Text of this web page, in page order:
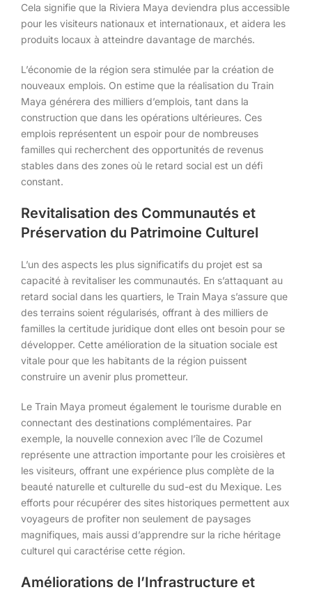
Cela signifie que la Riviera Maya deviendra plus accessible
pour les visiteurs nationaux et internationaux, et aidera les
produits locaux à atteindre davantage de marchés.
L’économie de la région sera stimulée par la création de
nouveaux emplois. On estime que la réalisation du Train
Maya générera des milliers d’emplois, tant dans la
construction que dans les opérations ultérieures. Ces
emplois représentent un espoir pour de nombreuses
familles qui recherchent des opportunités de revenus
stables dans des zones où le retard social est un défi
constant.
Revitalisation des Communautés et
Préservation du Patrimoine Culturel
L’un des aspects les plus significatifs du projet est sa
capacité à revitaliser les communautés. En s’attaquant au
retard social dans les quartiers, le Train Maya s’assure que
des terrains soient régularisés, offrant à des milliers de
familles la certitude juridique dont elles ont besoin pour se
développer. Cette amélioration de la situation sociale est
vitale pour que les habitants de la région puissent
construire un avenir plus prometteur.
Le Train Maya promeut également le tourisme durable en
connectant des destinations complémentaires. Par
exemple, la nouvelle connexion avec l’île de Cozumel
représente une attraction importante pour les croisières et
les visiteurs, offrant une expérience plus complète de la
beauté naturelle et culturelle du sud-est du Mexique. Les
efforts pour récupérer des sites historiques permettent aux
voyageurs de profiter non seulement de paysages
magnifiques, mais aussi d’apprendre sur la riche héritage
culturel qui caractérise cette région.
Améliorations de l’Infrastructure et